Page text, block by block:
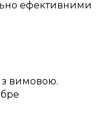
ефективними
з вимовою.